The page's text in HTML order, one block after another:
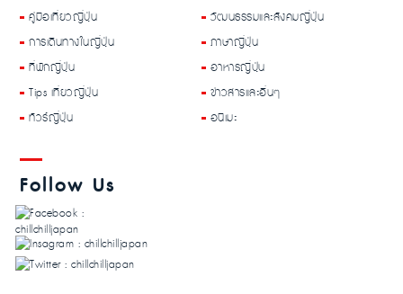
คู่มือเที่ยวญี่ปุ่น
การเดินทางในญี่ปุ่น
ที่พักญี่ปุ่น
Tips เที่ยวญี่ปุ่น
ทัวร์ญี่ปุ่น
วัฒนธรรมและสังคมญี่ปุ่น
ภาษาญี่ปุ่น
อาหารญี่ปุ่น
ข่าวสารและอื่นๆ
อนิเมะ
Follow Us